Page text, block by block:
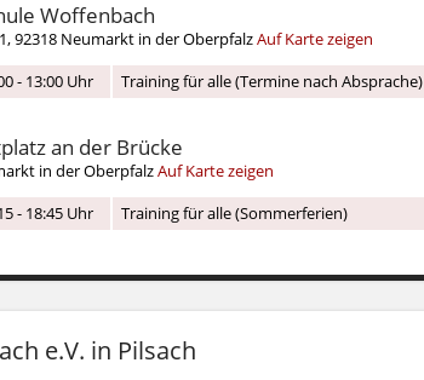
Woffenbach
92318 Neumarkt in der OberpfalzAuf Karte zeigen
- 13:00 Uhr Training für alle (Termine nach Absprache)
an der Brücke
in der OberpfalzAuf Karte zeigen
- 18:45 Uhr Training für alle (Sommerferien)
e.V. in Pilsach